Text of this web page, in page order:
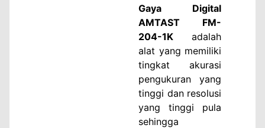
Gaya Digital
AMTAST FM-
204-1K adalah
alat yang memiliki
tingkat akurasi
pengukuran yang
tinggi dan resolusi
yang tinggi pula
sehingga